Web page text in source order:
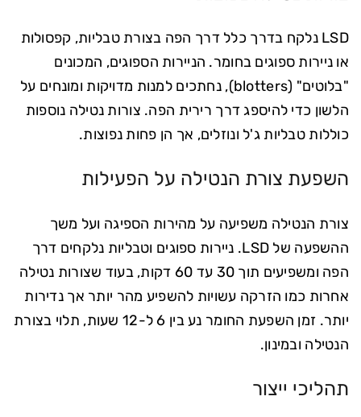
LSD נלקח בדרך כלל דרך הפה בצורת טבליות, קפסולות
או ניירות ספוגים בחומר. הניירות הספוגים, המכונים
"בלוטים" (blotters), נחתכים למנות מדויקות ומונחים על
הלשון כדי להיספג דרך רירית הפה. צורות נטילה נוספות
כוללות טבליות ג'ל ונוזלים, אך הן פחות נפוצות.
השפעת צורת הנטילה על הפעילות
צורת הנטילה משפיעה על מהירות הספיגה ועל משך
ההשפעה של LSD. ניירות ספוגים וטבליות נלקחים דרך
הפה ומשפיעים תוך 30 עד 60 דקות, בעוד שצורות נטילה
אחרות כמו הזרקה עשויות להשפיע מהר יותר אך נדירות
יותר. זמן השפעת החומר נע בין 6 ל-12 שעות, תלוי בצורת
הנטילה ובמינון.
תהליכי ייצור